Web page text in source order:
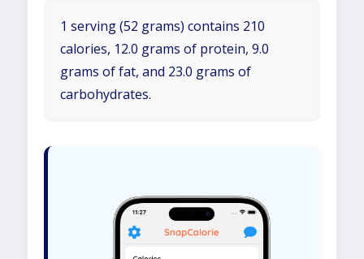
1 serving (52 grams) contains 210
calories, 12.0 grams of protein, 9.0
grams of fat, and 23.0 grams of
carbohydrates.